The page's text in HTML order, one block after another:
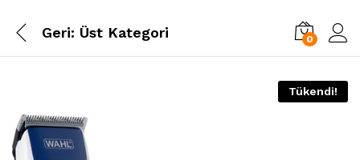
Geri: Üst Kategori 0
Tükendi!